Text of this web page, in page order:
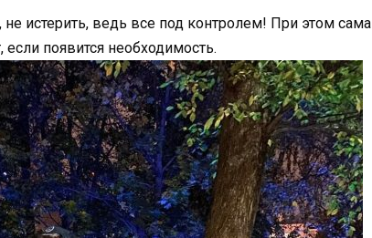
не истерить, ведь все под контролем! При этом сама
если появится необходимость.